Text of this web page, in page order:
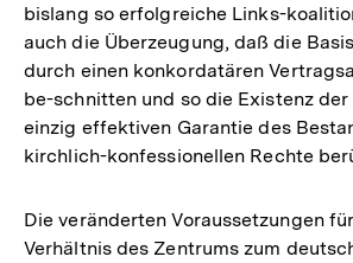
bislang so erfolgreiche Links-
auch die Überzeugung, daß die
durch einen konkordatären
be-schnitten und so die Existenz
einzig effektiven Garantie des
kirchlich-konfessionellen Rechte
Die veränderten Voraussetzungen
Verhältnis des Zentrums zum